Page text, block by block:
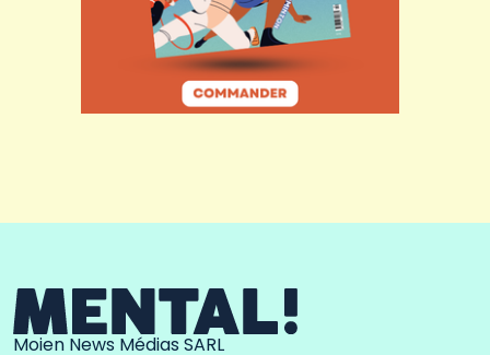
Moien News Médias SARL